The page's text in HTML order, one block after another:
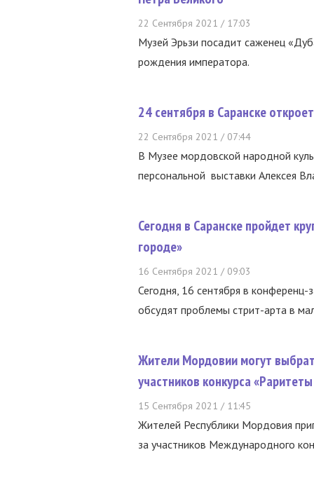
22 Сентября 2021 / 17:03
Музей Эрьзи посадит саженец
рождения императора.
24 сентября в Саранске
22 Сентября 2021 / 07:44
В Музее мордовской народной
персональной выставки Алексея
Сегодня в Саранске пройдет
городе»
16 Сентября 2021 / 09:03
Сегодня, 16 сентября в конференц-
обсудят проблемы стрит-арта в
Жители Мордовии могут
участников конкурса
15 Сентября 2021 / 11:45
Жителей Республики Мордовия
за участников Международного